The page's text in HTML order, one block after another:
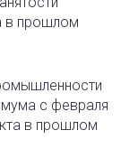
в прошлом
с февраля
в прошлом